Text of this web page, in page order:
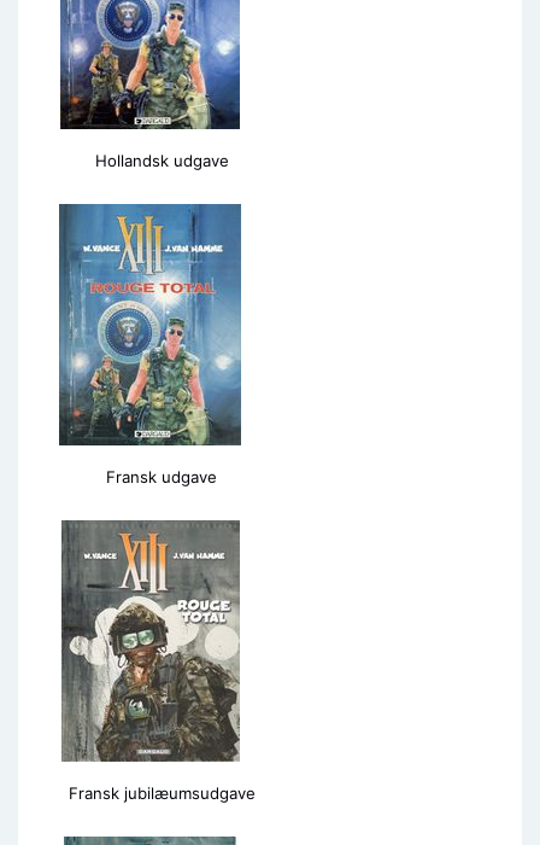
Hollandsk udgave
Fransk udgave
Fransk jubilæumsudgave